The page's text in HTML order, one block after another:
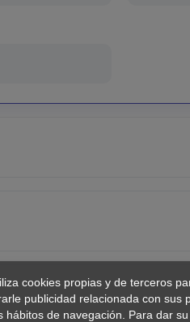
cookies propias y de terceros
publicidad relacionada con sus
hábitos de navegación. Para dar